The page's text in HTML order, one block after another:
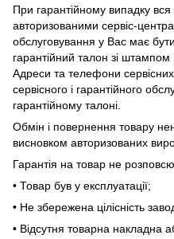
При гарантійному випадку вся
авторизованими сервіс-
обслуговування у Вас має
гарантійний талон зі штампом
Адреси та телефони
сервісного і гарантійного
гарантійному талоні.
Обмін і повернення товару
висновком авторизованих
Гарантія на товар не
• Товар був у експлуатації;
• Не збережена цілісність
• Відсутня товарна накладна